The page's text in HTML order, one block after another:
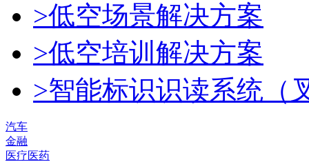
>低空场景解决方案
>低空培训解决方案
>智能标识识读系统（
汽车
金融
医疗医药